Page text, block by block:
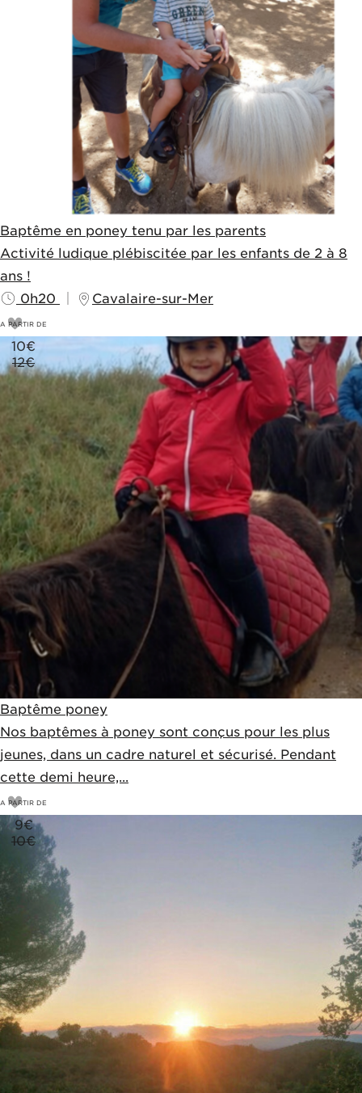
Baptême poney
Nos baptêmes à poney sont conçus pour les plus
jeunes, dans un cadre naturel et sécurisé. Pendant
cette demi heure,...
A PARTIR DE
9€
10€
Baptême en poney tenu par les parents
Activité ludique plébiscitée par les enfants de 2 à 8
ans !
0h20
Cavalaire-sur-Mer
A PARTIR DE
10€
12€